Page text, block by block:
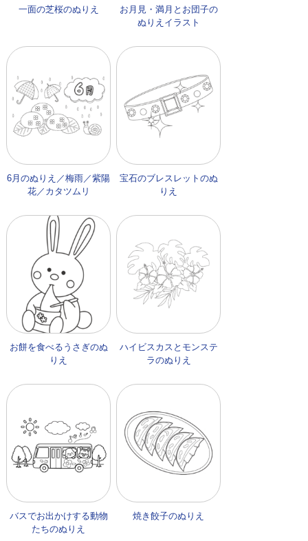
一面の芝桜のぬりえ
お月見・満月とお団子の
ぬりえイラスト
6月のぬりえ／梅雨／紫陽
花／カタツムリ
宝石のブレスレットのぬ
りえ
お餅を食べるうさぎのぬ
りえ
ハイビスカスとモンステ
ラのぬりえ
バスでお出かけする動物
たちのぬりえ
焼き餃子のぬりえ